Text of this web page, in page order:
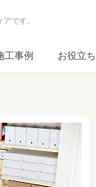
です。
工事例 お役立